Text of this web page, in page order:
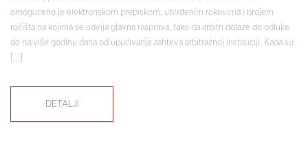
omogućeno je elektronskom prepiskom, utvrđenim rokovima i brojem
ročišta na kojima se odvija glavna rasprava, tako da arbitri dolaze do odluke
do najviše godinu dana od upućivanja zahteva arbitražnoj instituciji. Kada su
DETALJI